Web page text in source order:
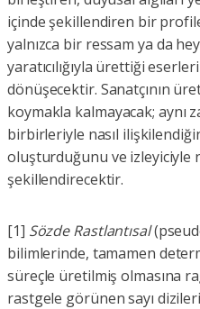
içinde şekillendiren bir
yalnızca bir ressam ya da
yaratıcılığıyla ürettiği
dönüşecektir. Sanatçının
koymakla kalmayacak; aynı
birbirleriyle nasıl
oluşturduğunu ve izleyiciyle
şekillendirecektir.
[1] Sözde Rastlantısal
bilimlerinde, tamamen
süreçle üretilmiş olmasına
rastgele görünen sayı